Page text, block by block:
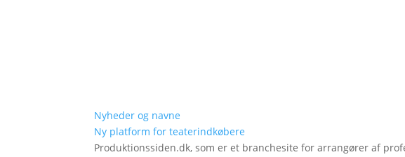
Nyheder og navne
Ny platform for teaterindkøbere
Produktionssiden.dk, som er et branchesite for arrangører af